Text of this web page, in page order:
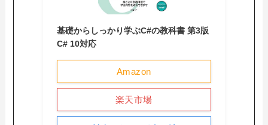
基礎からしっかり学ぶC#の教科書 第3版
C# 10対応
Amazon
楽天市場